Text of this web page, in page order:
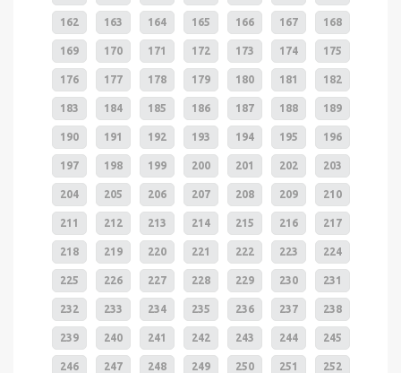
162 163 164 165 166 167 168
169 170 171 172 173 174 175
176 177 178 179 180 181 182
183 184 185 186 187 188 189
190 191 192 193 194 195 196
197 198 199 200 201 202 203
204 205 206 207 208 209 210
211 212 213 214 215 216 217
218 219 220 221 222 223 224
225 226 227 228 229 230 231
232 233 234 235 236 237 238
239 240 241 242 243 244 245
246 247 248 249 250 251 252